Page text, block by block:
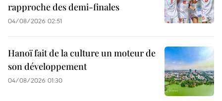
rapproche des demi-finales
04/08/2026 02:51
Hanoï fait de la culture un moteur de
son développement
04/08/2026 01:30